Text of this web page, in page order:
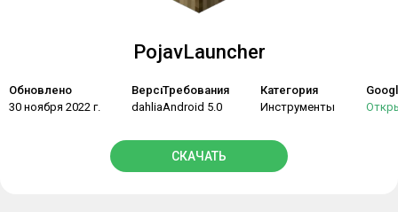
PojavLauncher
Обновлено
30 ноября 2022 г.
Версия
dahlia-176-641eae051
Требования
Android 5.0
Категория
Инструменты
СКАЧАТЬ